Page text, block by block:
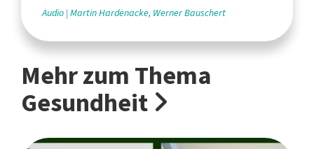
Audio Martin Hardenacke, Werner Bauschert
Mehr zum Thema
Gesundheit